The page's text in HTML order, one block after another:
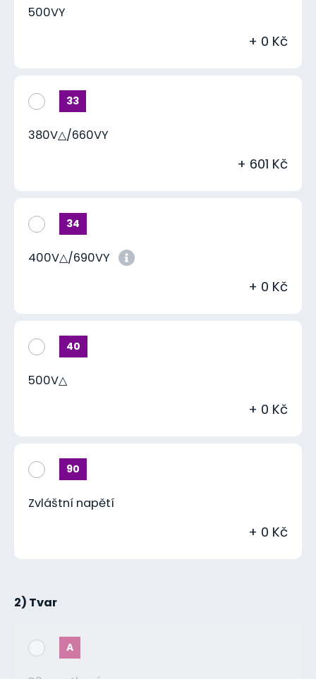
500VY
+ 0 Kč
33
380V△/660VY
+ 601 Kč
34
400V△/690VY
+ 0 Kč
40
500V△
+ 0 Kč
90
Zvláštní napětí
+ 0 Kč
2) Tvar
A